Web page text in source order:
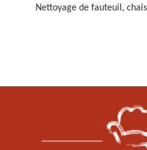
Nettoyage de fauteuil,